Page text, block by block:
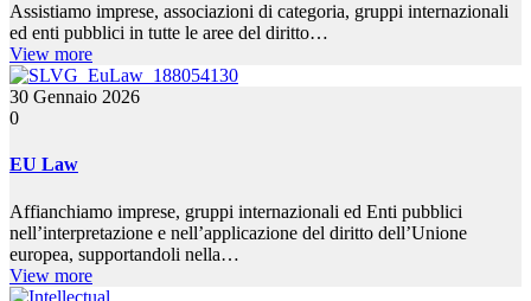
Assistiamo imprese, associazioni di categoria, gruppi internazionali
ed enti pubblici in tutte le aree del diritto…
View more
30 Gennaio 2026
0
EU Law
Affianchiamo imprese, gruppi internazionali ed Enti pubblici
nell’interpretazione e nell’applicazione del diritto dell’Unione
europea, supportandoli nella…
View more